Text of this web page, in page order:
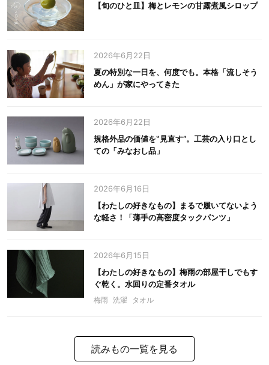
【旬のひと皿】梅とレモンの甘露煮風シロップ
2026年6月22日
夏の特別な一日を、何度でも。本格「流しそう
めん」が家にやってきた
2026年6月22日
規格外品の価値を‟見直す”。工芸の入り口とし
ての「みなおし品」
2026年6月16日
【わたしの好きなもの】まるで履いてないよう
な軽さ！「薄手の高密度タックパンツ」
2026年6月15日
【わたしの好きなもの】梅雨の部屋干しでもす
ぐ乾く。水回りの定番タオル
梅雨 洗濯 タオル
読みもの一覧を見る